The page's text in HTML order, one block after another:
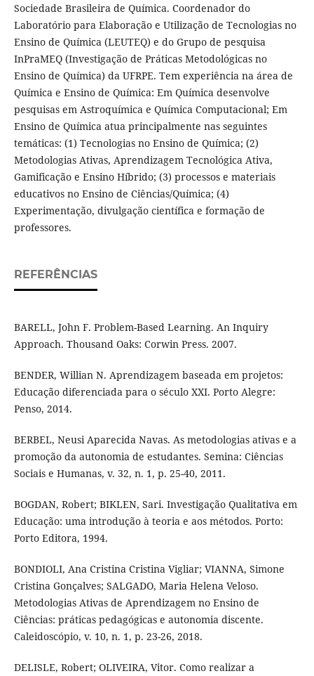
Sociedade Brasileira de Química. Coordenador do
Laboratório para Elaboração e Utilização de Tecnologias no
Ensino de Química (LEUTEQ) e do Grupo de pesquisa
InPraMEQ (Investigação de Práticas Metodológicas no
Ensino de Química) da UFRPE. Tem experiência na área de
Química e Ensino de Química: Em Química desenvolve
pesquisas em Astroquímica e Química Computacional; Em
Ensino de Química atua principalmente nas seguintes
temáticas: (1) Tecnologias no Ensino de Química; (2)
Metodologias Ativas, Aprendizagem Tecnológica Ativa,
Gamificação e Ensino Híbrido; (3) processos e materiais
educativos no Ensino de Ciências/Química; (4)
Experimentação, divulgação científica e formação de
professores.
REFERÊNCIAS
BARELL, John F. Problem-Based Learning. An Inquiry
Approach. Thousand Oaks: Corwin Press. 2007.
BENDER, Willian N. Aprendizagem baseada em projetos:
Educação diferenciada para o século XXI. Porto Alegre:
Penso, 2014.
BERBEL, Neusi Aparecida Navas. As metodologias ativas e a
promoção da autonomia de estudantes. Semina: Ciências
Sociais e Humanas, v. 32, n. 1, p. 25-40, 2011.
BOGDAN, Robert; BIKLEN, Sari. Investigação Qualitativa em
Educação: uma introdução à teoria e aos métodos. Porto:
Porto Editora, 1994.
BONDIOLI, Ana Cristina Cristina Vigliar; VIANNA, Simone
Cristina Gonçalves; SALGADO, Maria Helena Veloso.
Metodologias Ativas de Aprendizagem no Ensino de
Ciências: práticas pedagógicas e autonomia discente.
Caleidoscópio, v. 10, n. 1, p. 23-26, 2018.
DELISLE, Robert; OLIVEIRA, Vitor. Como realizar a